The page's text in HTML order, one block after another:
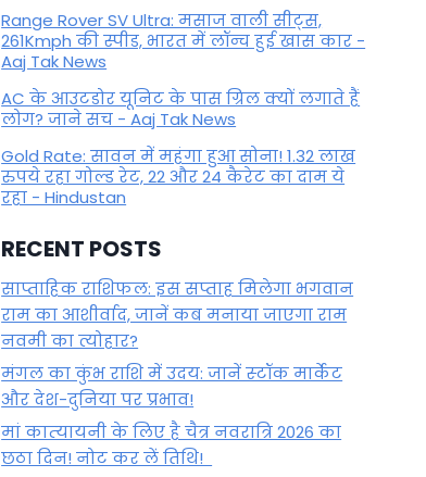
Range Rover SV Ultra: मसाज वाली सीट्स,
261Kmph की स्पीड, भारत में लॉन्च हुई खास कार -
Aaj Tak News
AC के आउटडोर यूनिट के पास ग्रिल क्यों लगाते हैं
लोग? जाने सच - Aaj Tak News
Gold Rate: सावन में महंगा हुआ सोना! 1.32 लाख
रुपये रहा गोल्ड रेट, 22 और 24 कैरेट का दाम ये
रहा - Hindustan
RECENT POSTS
साप्ताहिक राशिफल: इस सप्ताह मिलेगा भगवान
राम का आशीर्वाद, जानें कब मनाया जाएगा राम
नवमी का त्योहार?
मंगल का कुंभ राशि में उदय: जानें स्‍टॉक मार्केट
और देश-दुनिया पर प्रभाव!
मां कात्‍यायनी के लिए है चैत्र नवरात्रि 2026 का
छठा दिन! नोट कर लें तिथि!